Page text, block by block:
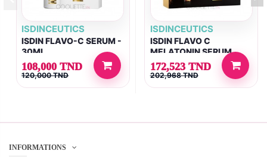
ISDINCEUTICS
ISDIN FLAVO-C SERUM -
30ML
108,000 TND
120,000 TND
ISDINCEUTICS
ISDIN FLAVO C
MELATONIN SERUM
REPARATEUR NUIT 30
UNIDOSES DE 2ML
172,523 TND
202,968 TND
INFORMATIONS